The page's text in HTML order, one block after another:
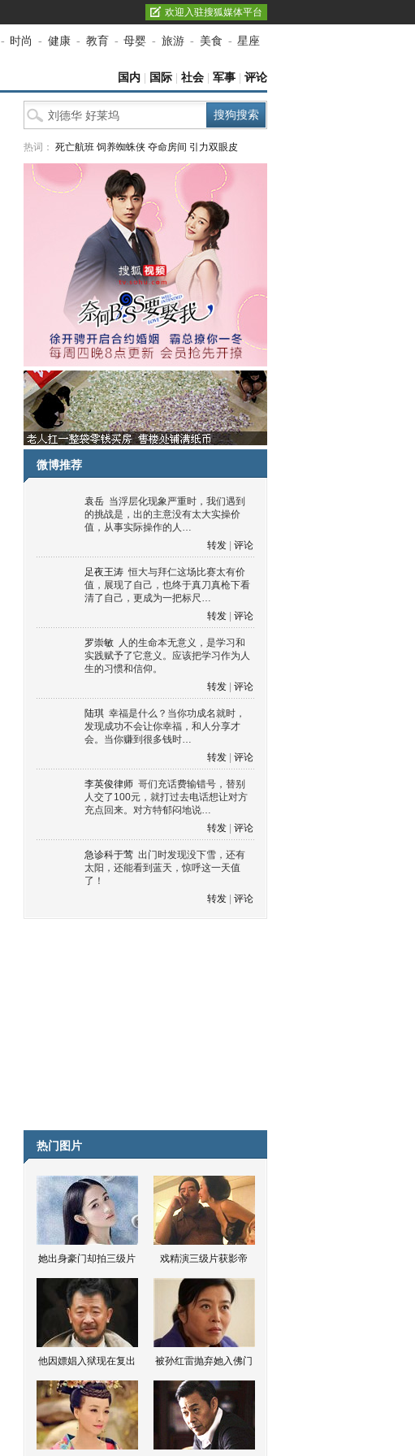
欢迎入驻搜狐媒体平台
- 时尚 - 健康 - 教育 - 母婴 - 旅游 - 美食 - 星座
国内 国际 社会 军事 评论
热词： 死亡航班 饲养蜘蛛侠 夺命房间 引力双眼皮
微博推荐
袁岳 当浮层化现象严重时，我们遇到
的挑战是，出的主意没有太大实操价
值，从事实际操作的人…
转发
评论
足夜王涛 恒大与拜仁这场比赛太有价
值，展现了自己，也终于真刀真枪下看
清了自己，更成为一把标尺…
转发
评论
罗崇敏 人的生命本无意义，是学习和
实践赋予了它意义。应该把学习作为人
生的习惯和信仰。
转发
评论
陆琪 幸福是什么？当你功成名就时，
发现成功不会让你幸福，和人分享才
会。当你赚到很多钱时…
转发
评论
李英俊律师 哥们充话费输错号，替别
人交了100元，就打过去电话想让对方
充点回来。对方特郁闷地说…
转发
评论
急诊科于莺 出门时发现没下雪，还有
太阳，还能看到蓝天，惊呼这一天值
了！
转发
评论
热门图片
她出身豪门却拍三级片 戏精演三级片获影帝
他因嫖娼入狱现在复出 被孙红雷抛弃她入佛门